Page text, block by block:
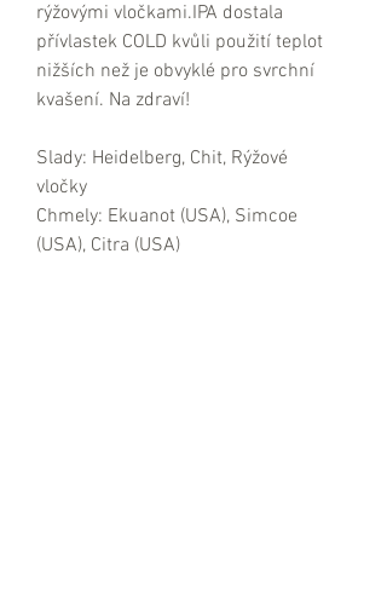
rýžovými vločkami.IPA dostala
přívlastek COLD kvůli použití teplot
nižších než je obvyklé pro svrchní
kvašení. Na zdraví!
Slady: Heidelberg, Chit, Rýžové
vločky
Chmely: Ekuanot (USA), Simcoe
(USA), Citra (USA)